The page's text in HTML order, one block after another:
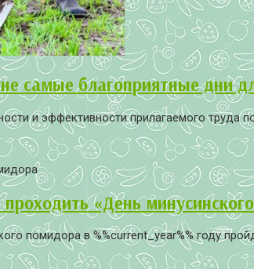
самые благоприятные дни
и эффективности прилагаемого труда
«День
помидора в %%current_year%% году